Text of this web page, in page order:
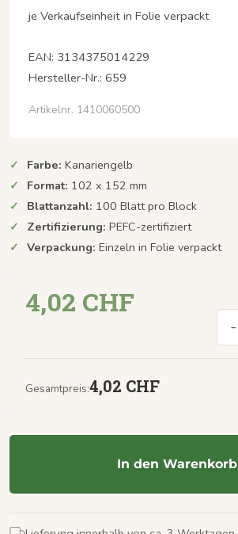
je Verkaufseinheit in Folie verpackt
EAN: 3134375014229
Hersteller-Nr.: 659
Artikelnr. 1410060500
Farbe: Kanariengelb
Format: 102 x 152 mm
Blattanzahl: 100 Blatt pro Block
Zertifizierung: PEFC-zertifiziert
Verpackung: Einzeln in Folie verpackt
4,02 CHF
-
Gesamtpreis:4,02 CHF
In den Warenkorb